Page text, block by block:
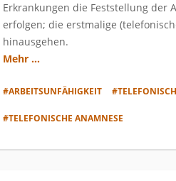
Erkrankungen die Feststellung
erfolgen; die erstmalige
hinausgehen.
Mehr ...
#ARBEITSUNFÄHIGKEIT
#TELEFONISCHE ANAMNESE